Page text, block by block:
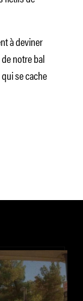
à deviner
notre bal
se cache